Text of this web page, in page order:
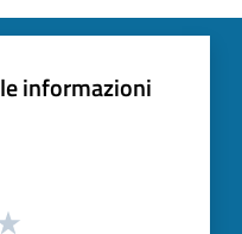
informazioni